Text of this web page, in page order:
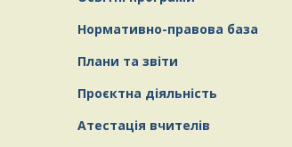
Нормативно-правова база
Плани та звіти
Проєктна діяльність
Атестація вчителів